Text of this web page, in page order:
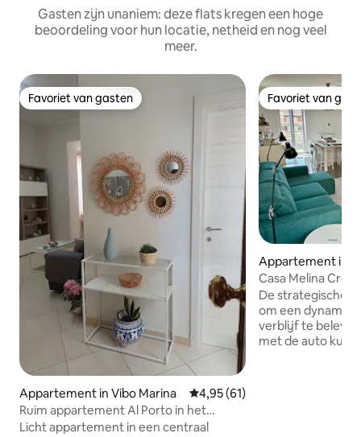
Gasten zijn unaniem: deze flats kregen een hoge
beoordeling voor hun locatie, netheid en nog veel
meer.
Favoriet van gasten
Favoriet van gasten
Appartement in Vibo Marina Gemiddelde beoordeling van
4,95 (61)
Ruim appartement Al Porto in het
centrum van Vibo Marina
Licht appartement in een centraal
Favoriet van
Favoriet van
Appartement in
Casa Melina
Zee en de
De strategische
om een
verblijf te
met de auto kun